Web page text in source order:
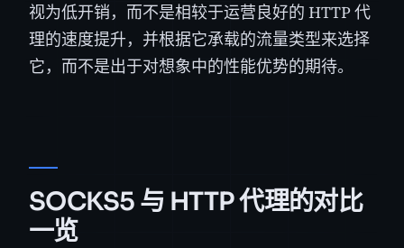
视为低开销，而不是相较于运营良好的 HTTP 代
理的速度提升，并根据它承载的流量类型来选择
它，而不是出于对想象中的性能优势的期待。
SOCKS5 与 HTTP 代理的对比
一览